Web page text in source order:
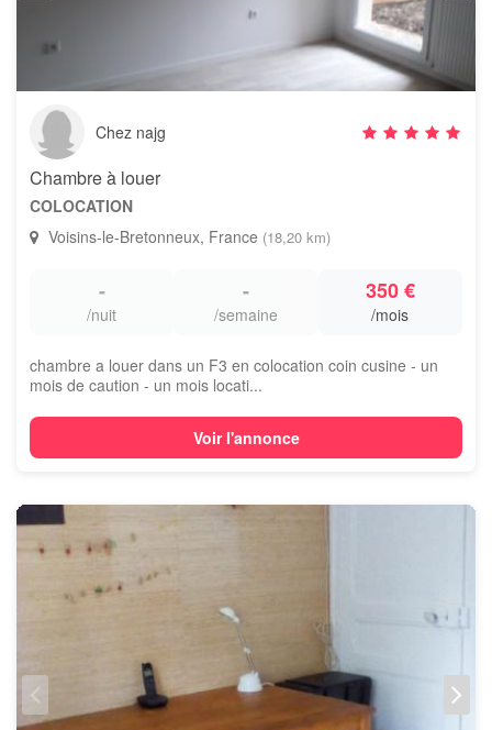
Chez najg
Chambre à louer
COLOCATION
Voisins-le-Bretonneux, France (18,20 km)
-
/nuit
-
/semaine
350 €
/mois
chambre a louer dans un F3 en colocation coin cusine - un
mois de caution - un mois locati...
Voir l'annonce